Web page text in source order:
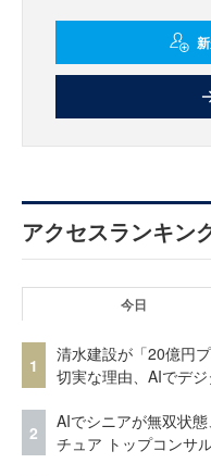
アクセスランキン
今日
1
清水建設が「20億円
切実な理由、AIでデ
2
AIでシニアが無双状
チュア トップコンサ